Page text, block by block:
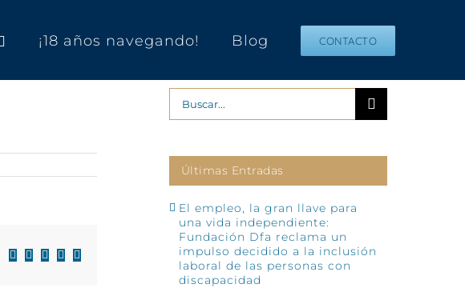
¡18 años navegando! Blog CONTACTO
Facebook
X LinkedIn
WhatsApp
Correo
Buscar:
Últimas Entradas
El empleo, la gran llave para
una vida independiente:
Fundación Dfa reclama un
impulso decidido a la inclusión
laboral de las personas con
discapacidad